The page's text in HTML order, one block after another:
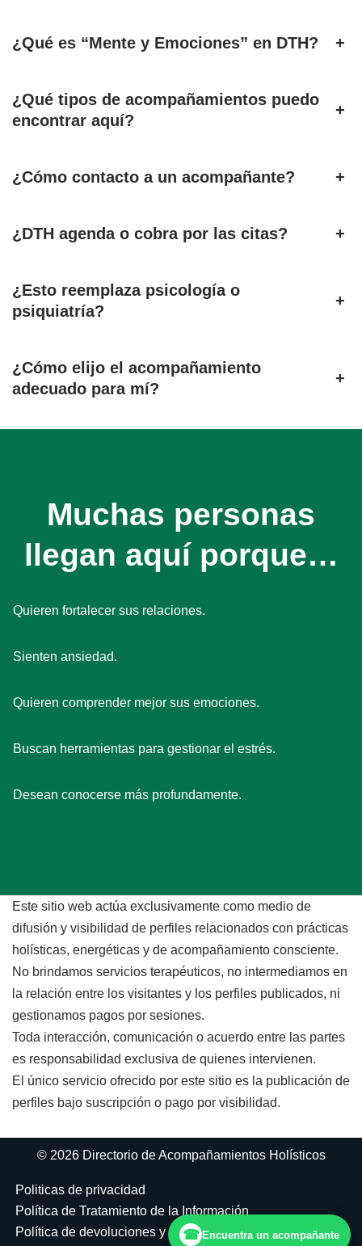
¿Qué es “Mente y Emociones” en DTH? +
¿Qué tipos de acompañamientos puedo
encontrar aquí?
+
¿Cómo contacto a un acompañante? +
¿DTH agenda o cobra por las citas? +
¿Esto reemplaza psicología o
psiquiatría?
+
¿Cómo elijo el acompañamiento
adecuado para mí?
+
Muchas personas
llegan aquí porque…
Quieren fortalecer sus relaciones.
Sienten ansiedad.
Quieren comprender mejor sus emociones.
Buscan herramientas para gestionar el estrés.
Desean conocerse más profundamente.
Este sitio web actúa exclusivamente como medio de
difusión y visibilidad de perfiles relacionados con prácticas
holísticas, energéticas y de acompañamiento consciente.
No brindamos servicios terapéuticos, no intermediamos en
la relación entre los visitantes y los perfiles publicados, ni
gestionamos pagos por sesiones.
Toda interacción, comunicación o acuerdo entre las partes
es responsabilidad exclusiva de quienes intervienen.
El único servicio ofrecido por este sitio es la publicación de
perfiles bajo suscripción o pago por visibilidad.
© 2026 Directorio de Acompañamientos Holísticos
Politicas de privacidad
Política de Tratamiento de la Información
Política de devoluciones y reembolsos
☎ Encuentra un acompañante